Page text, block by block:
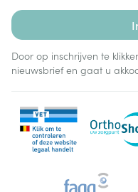
Door op inschrijven te
nieuwsbrief en gaat u